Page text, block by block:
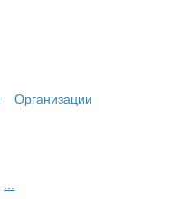
Организации